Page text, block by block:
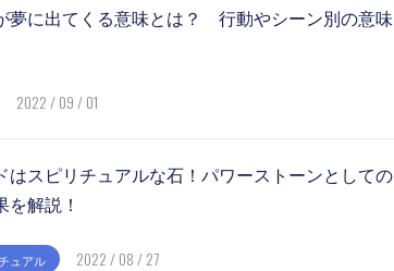
夢に出てくる意味とは？ 行動やシーン別の意味
2022 / 09 / 01
はスピリチュアルな石！パワーストーンとしての
を解説！
ュアル 2022 / 08 / 27